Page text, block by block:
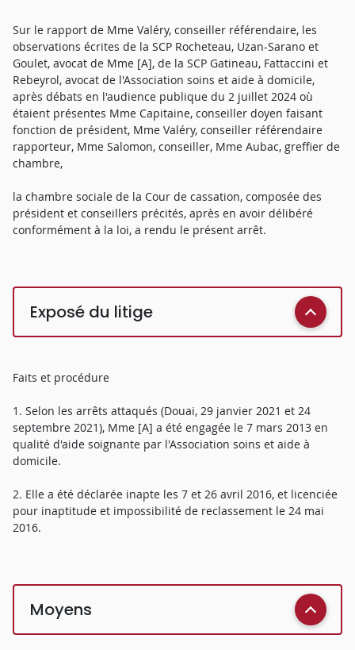
Sur le rapport de Mme Valéry, conseiller référendaire, les
observations écrites de la SCP Rocheteau, Uzan-Sarano et
Goulet, avocat de Mme [A], de la SCP Gatineau, Fattaccini et
Rebeyrol, avocat de l'Association soins et aide à domicile,
après débats en l'audience publique du 2 juillet 2024 où
étaient présentes Mme Capitaine, conseiller doyen faisant
fonction de président, Mme Valéry, conseiller référendaire
rapporteur, Mme Salomon, conseiller, Mme Aubac, greffier de
chambre,
la chambre sociale de la Cour de cassation, composée des
président et conseillers précités, après en avoir délibéré
conformément à la loi, a rendu le présent arrêt.
Exposé du litige
Faits et procédure
1. Selon les arrêts attaqués (Douai, 29 janvier 2021 et 24
septembre 2021), Mme [A] a été engagée le 7 mars 2013 en
qualité d'aide soignante par l'Association soins et aide à
domicile.
2. Elle a été déclarée inapte les 7 et 26 avril 2016, et licenciée
pour inaptitude et impossibilité de reclassement le 24 mai
2016.
Moyens